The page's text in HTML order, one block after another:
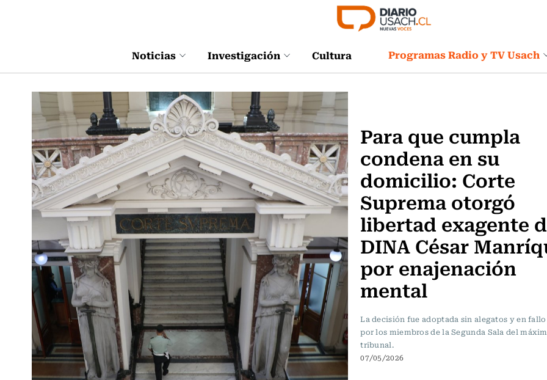
Noticias Investigación Cultura Programas Radio y TV Usach
Para que cumpla
condena en su
domicilio: Corte
Suprema otorgó
libertad exagente
DINA César
por enajenación
mental
La decisión fue adoptada sin alegatos y en
por los miembros de la Segunda Sala del
tribunal.
07/05/2026